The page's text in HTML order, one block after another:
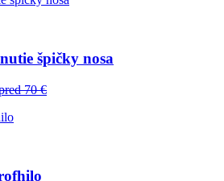
špičky nosa
70 €